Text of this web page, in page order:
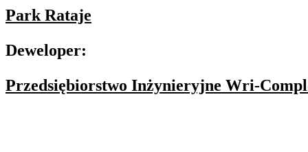
Park Rataje
Deweloper:
Przedsiębiorstwo Inżynieryjne Wri-